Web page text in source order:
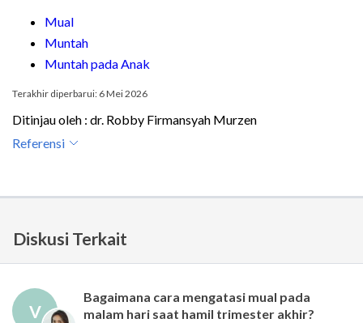
Mual
Muntah
Muntah pada Anak
Terakhir diperbarui: 6 Mei 2026